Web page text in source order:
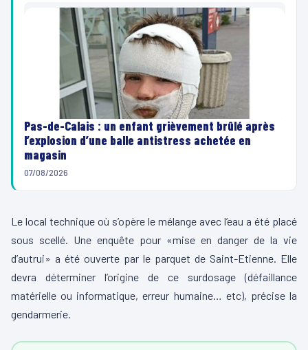
Pas-de-Calais : un enfant grièvement brûlé après
l’explosion d’une balle antistress achetée en
magasin
07/08/2026
Le local technique où s’opère le mélange avec l’eau a été placé
sous scellé. Une enquête pour «mise en danger de la vie
d’autrui» a été ouverte par le parquet de Saint-Etienne. Elle
devra déterminer l’origine de ce surdosage (défaillance
matérielle ou informatique, erreur humaine… etc), précise la
gendarmerie.